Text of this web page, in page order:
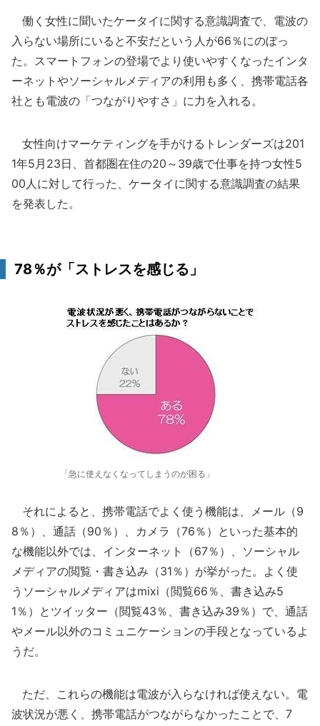
働く女性に聞いたケータイに関する意識調査で、電波の
入らない場所にいると不安だという人が66％にのぼっ
た。スマートフォンの登場でより使いやすくなったインタ
ーネットやソーシャルメディアの利用も多く、携帯電話各
社とも電波の「つながりやすさ」に力を入れる。
女性向けマーケティングを手がけるトレンダーズは201
1年5月23日、首都圏在住の20～39歳で仕事を持つ女性5
00人に対して行った、ケータイに関する意識調査の結果
を発表した。
78％が「ストレスを感じる」
「急に使えなくなってしまうのが困る」
それによると、携帯電話でよく使う機能は、メール（9
8％）、通話（90％）、カメラ（76％）といった基本的
な機能以外では、インターネット（67％）、ソーシャル
メディアの閲覧・書き込み（31％）が挙がった。よく使
うソーシャルメディアはmixi（閲覧66％、書き込み5
1％）とツイッター（閲覧43％、書き込み39％）で、通話
やメール以外のコミュニケーションの手段となっているよ
うだ。
ただ、これらの機能は電波が入らなければ使えない。電
波状況が悪く、携帯電話がつながらなかったことで、7